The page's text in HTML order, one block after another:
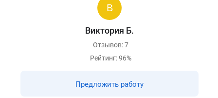
Виктория Б.
Отзывов: 7
Рейтинг: 96%
Предложить работу